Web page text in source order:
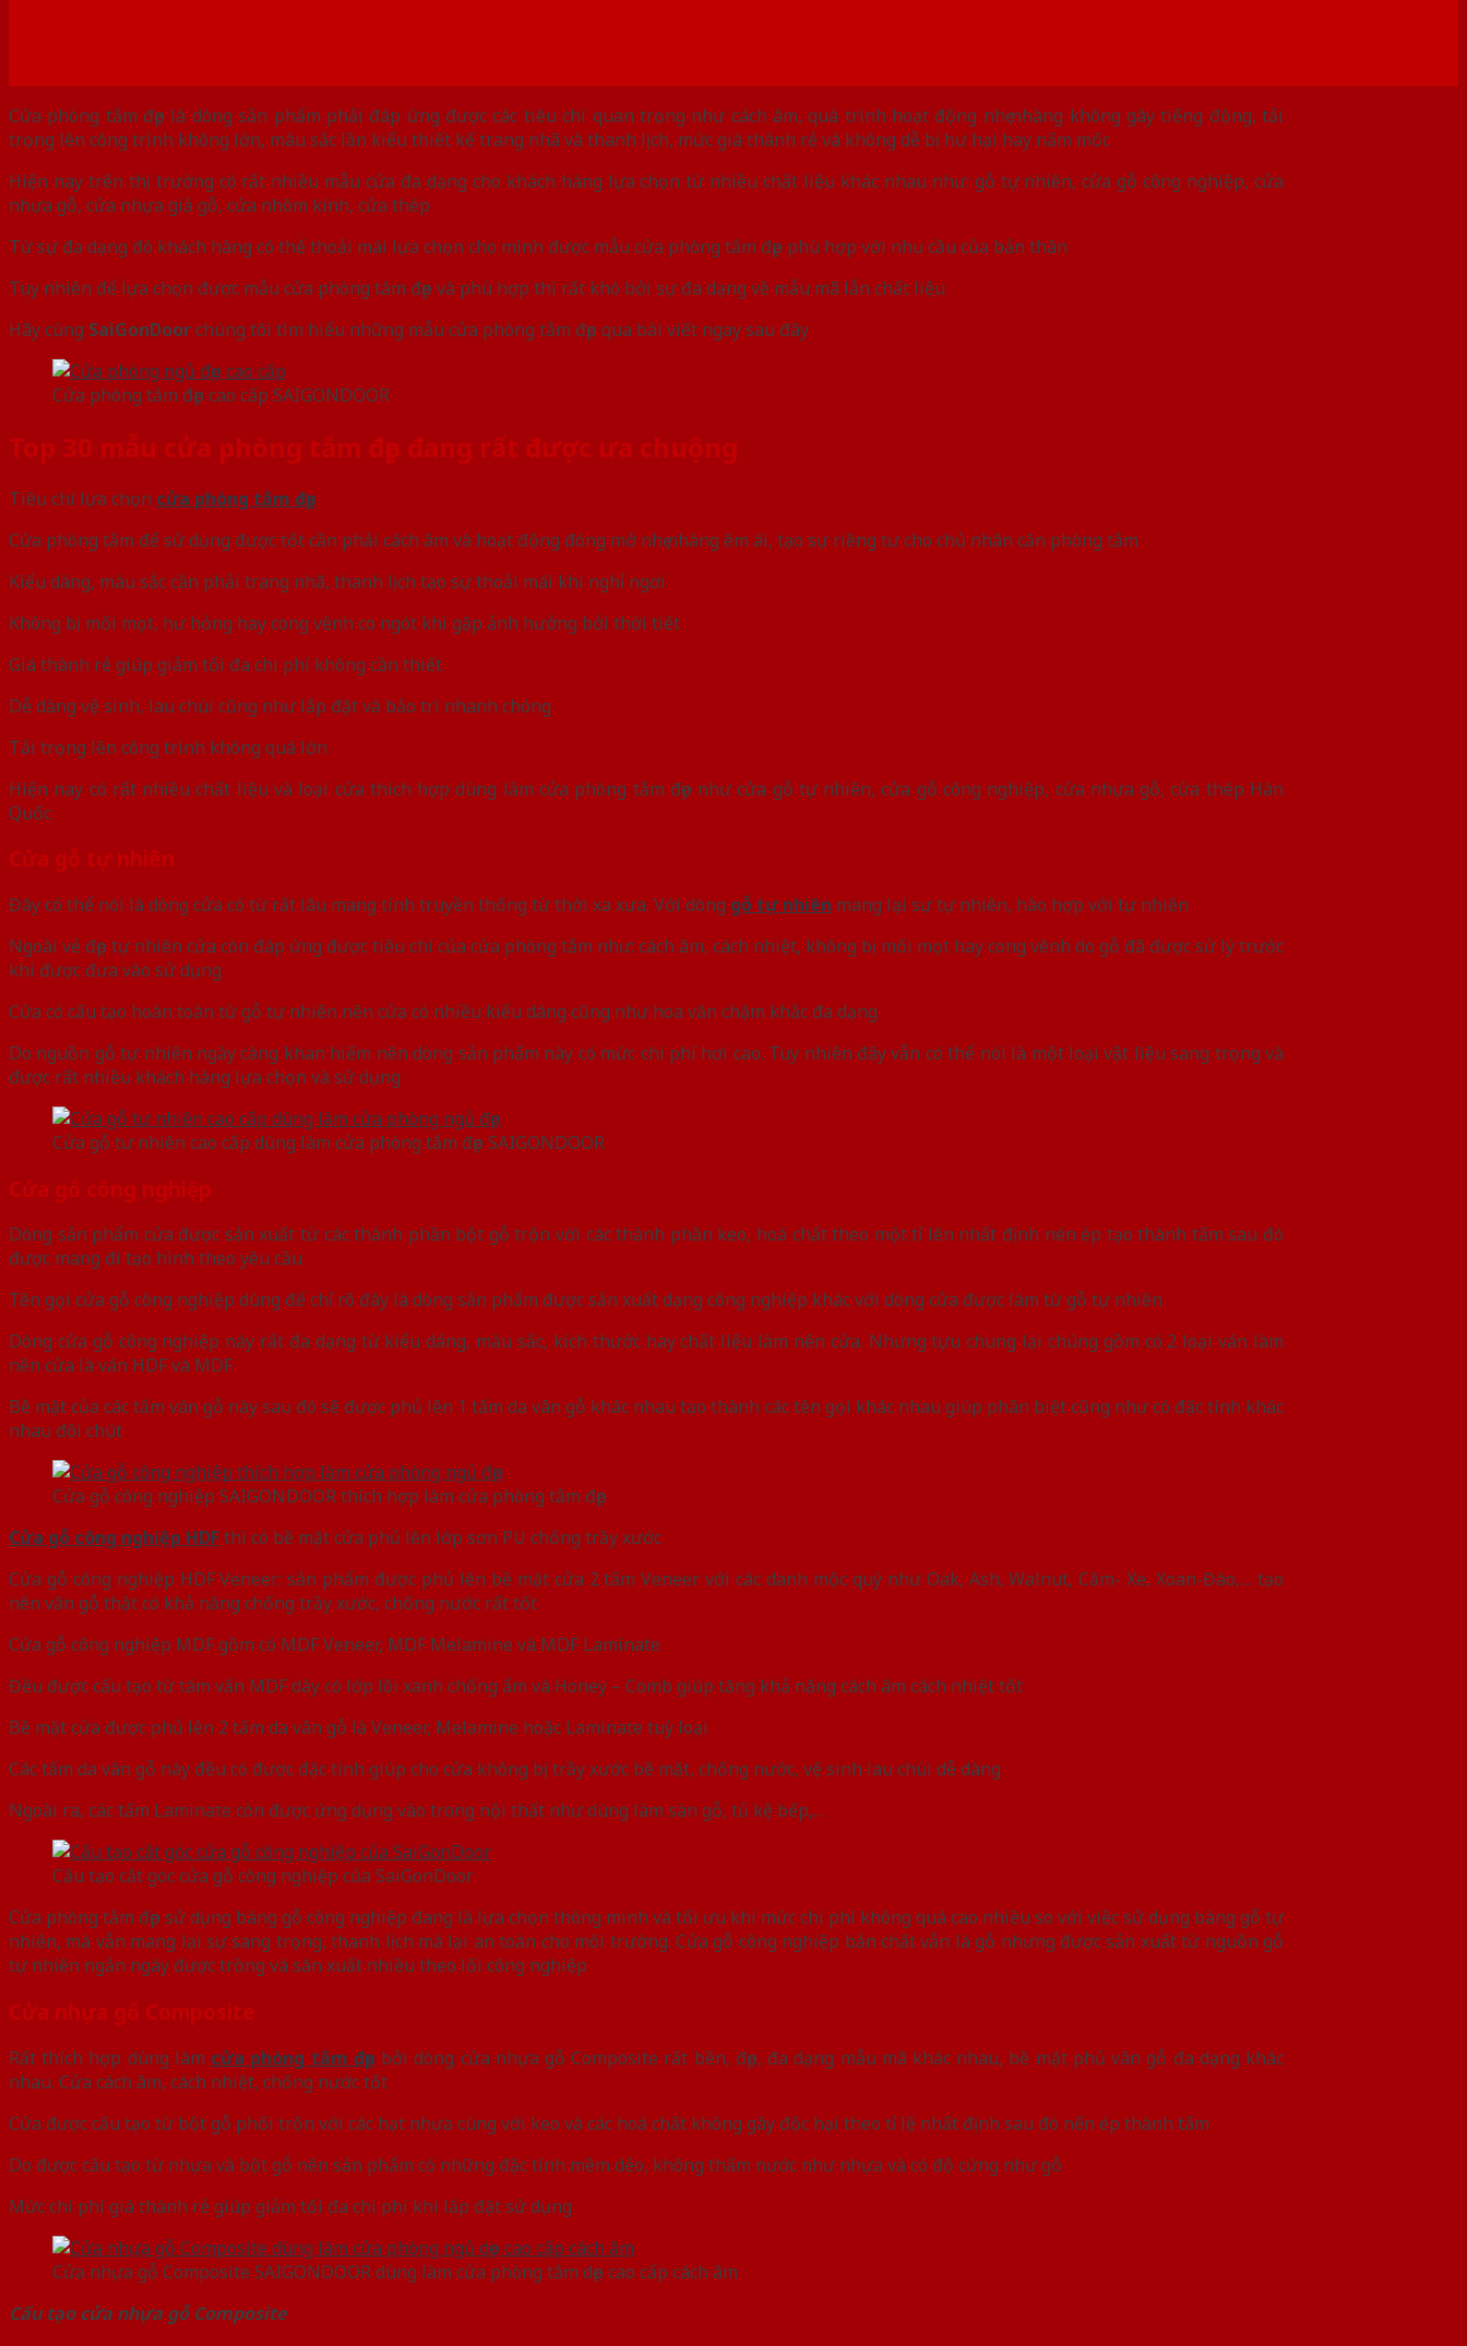
Cửa phòng tắm đẹp là dòng sản phẩm phải đáp ứng được các tiêu chí quan trọng như cách âm, quá trình hoạt động nhẹ nhàng không gây tiếng động, tải
trọng lên công trình không lớn, màu sắc lần kiểu thiết kế trang nhã và thanh lịch, mức giá thành rẻ và không dễ bị hư hại hay nấm mốc
Hiện nay trên thị trường có rất nhiều mẫu cửa đa dạng cho khách hàng lựa chọn từ nhiều chất liệu khác nhau như: gỗ tự nhiên, cửa gỗ công nghiệp, cửa
nhựa gỗ, cửa nhựa giả gỗ, cửa nhôm kính, cửa thép
Từ sự đa dạng đó khách hàng có thể thoải mái lựa chọn cho mình được mẫu cửa phòng tắm đẹp phù hợp với nhu cầu của bản thân
Tuy nhiên để lựa chọn được mẫu cửa phòng tắm đẹp và phù hợp thì rất khó bởi sự đa dạng về mẫu mã lẫn chất liệu
Hãy cùng SaiGonDoorchúng tôi tìm hiểu những mẫu cửa phòng tắm đẹp qua bài viết ngay sau đây
Cửa phòng tắm đẹp cao cấp SAIGONDOOR
Top 30 mẫu cửa phòng tắm đẹp đang rất được ưa chuộng
Tiêu chí lựa chọn cửa phòng tắm đẹp
Cửa phòng tắm để sử dụng được tốt cần phải cách âm và hoạt động đóng mở nhẹ nhàng êm ái, tạo sự riêng tư cho chủ nhân căn phòng tắm
Kiểu dáng, màu sắc cần phải trang nhã, thanh lịch tạo sự thoải mái khi nghỉ ngơi
Không bị mối mọt, hư hỏng hay cong vênh co ngót khi gặp ảnh hưởng bởi thời tiết
Giá thành rẻ giúp giảm tối đa chi phí không cần thiết
Dễ dàng vệ sinh, lau chùi cũng như lắp đặt và bảo trì nhanh chóng
Tải trọng lên công trình không quá lớn
Hiện nay có rất nhiều chất liệu và loại cửa thích hợp dùng làm cửa phòng tắm đẹp như cửa gỗ tự nhiên, cửa gỗ công nghiệp, cửa nhựa gỗ, cửa thép Hàn
Quốc
Cửa gỗ tự nhiên
Đây có thể nói là dòng cửa có từ rất lâu mang tính truyền thống từ thời xa xưa. Với dòng gỗ tự nhiên mang lại sự tự nhiên, hào hợp với tự nhiên
Ngoài vẻ đẹp tự nhiên cửa còn đáp ứng được tiêu chí của cửa phòng tắm như: cách âm, cách nhiệt, không bị mối mọt hay cong vênh do gỗ đã được sử lý trước
khi được đưa vào sử dụng
Cửa có cấu tạo hoàn toàn từ gỗ tự nhiên nên cửa có nhiều kiểu dáng cũng như hoa văn chặm khắc đa dạng
Do nguồn gỗ tự nhiên ngày càng khan hiếm nên dòng sản phẩm này có mức chi phí hơi cao. Tuy nhiên đây vẫn có thể nói là một loại vật liệu sang trọng và
được rất nhiều khách hàng lựa chọn và sử dụng
Cửa gỗ tư nhiên cao cấp dùng làm cửa phòng tắm đẹp SAIGONDOOR
Cửa gỗ công nghiệp
Dòng sản phẩm cửa được sản xuất từ các thành phần bột gỗ trộn với các thành phần keo, hoá chất theo một tỉ lên nhất định nén ép tạo thành tấm sau đó
được mang đi tạo hình theo yêu cầu
Tên gọi cửa gỗ công nghiệp dùng để chỉ rõ đây là dòng sản phẩm được sản xuất dạng công nghiệp khác với dòng cửa được làm từ gỗ tự nhiên
Dòng cửa gỗ công nghiệp này rất đa dạng từ kiểu dáng, màu sắc, kích thước hay chất liệu làm nên cửa. Nhưng tựu chung lại chúng gồm có 2 loại ván làm
nên cửa là ván HDF và MDF
Bề mặt của các tấm ván gỗ này sau đó sẽ được phủ lên 1 tấm da vân gỗ khác nhau tạo thành các tên gọi khác nhau giúp phân biệt cũng như có đặc tính khác
nhau đôi chút
Cửa gỗ công nghiệp SAIGONDOOR thích hợp làm cửa phòng tắm đẹp
Cửa gỗ công nghiệp HDFthì có bề mặt cửa phủ lên lớp sơn PU chống trầy xước
Cửa gỗ công nghiệp HDF Veneer: sản phẩm được phủ lên bề mặt cửa 2 tấm Veneer với các danh mộc quý như Oak, Ash, Walnut, Căm- Xe, Xoan-Đào,… tạo
nên vân gỗ thật có khả năng chống trầy xước, chống nước rất tốt
Cửa gỗ công nghiệp MDF gồm có MDF Veneer, MDF Melamine và MDF Laminate
Đều được cấu tạo từ tám vấn MDF dày có lớp lõi xanh chống ẩm và Honey – Comb giúp tăng khả năng cách âm cách nhiệt tốt
Bề mặt cửa được phủ lên 2 tấm da vân gỗ là Veneer, Melamine hoặc Laminate tuỳ loại
Các tấm da vân gỗ này đều có được đặc tính giúp cho cửa không bị trầy xước bề mặt, chống nước, vệ sinh lau chùi dễ dàng
Ngoài ra, các tấm Laminate còn được ứng dụng vào trong nội thất như dùng làm sàn gỗ, tủ kệ bếp,…
Cấu tạo cắt góc cửa gỗ công nghiệp của SaiGonDoor
Cửa phòng tắm đẹp sử dụng bàng gỗ công nghiệp đang là lựa chọn thông minh và tối ưu khi mức chi phí không quá cao nhiều so với việc sử dụng bàng gỗ tự
nhiên, mà vẫn mang lại sự sang trọng, thanh lịch mà lại an toàn cho môi trường. Cửa gỗ công nghiệp bản chất vẫn là gỗ nhưng được sản xuất từ nguồn gỗ
tự nhiên ngắn ngày được trồng và săn xuất nhiều theo lối công nghiệp
Cửa nhựa gỗ Composite
Rất thích hợp dùng làm cửa phòng tắm đẹp bởi dòng cửa nhựa gỗ Composite rất bền, đẹp, đa dạng mẫu mã khác nhau, bề mặt phủ vân gỗ đa dạng khác
nhau. Cửa cách âm, cách nhiệt, chống nước tốt
Cửa được cấu tạo từ bột gỗ phối trộn với các hạt nhựa cùng với keo và các hoá chất không gây độc hại theo tỉ lệ nhất định sau đó nến ép thành tấm
Do được cấu tạo từ nhựa và bột gỗ nên sản phẩm có những đặc tính mềm dẻo, không thấm nước như nhựa và có độ cứng như gỗ
Mức chi phí giá thành rẻ giúp giảm tối đa chi phí khi lắp đặt sử dụng
Cửa nhựa gỗ Composite SAIGONDOOR dùng làm cửa phòng tắm dẹp cao cấp cách âm
Cấu tạo cửa nhựa gỗ Composite